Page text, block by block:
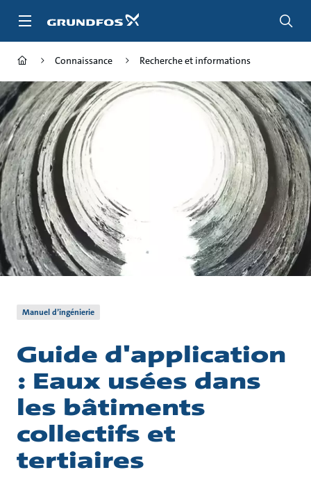
Connaissance Recherche et informations
Manuel d’ingénierie
Guide d'application
: Eaux usées dans
les bâtiments
collectifs et
tertiaires